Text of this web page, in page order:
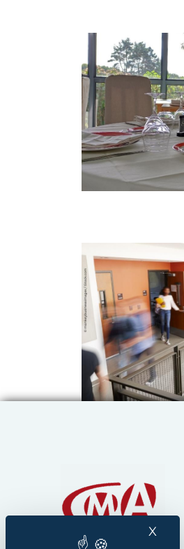
X
Chambre